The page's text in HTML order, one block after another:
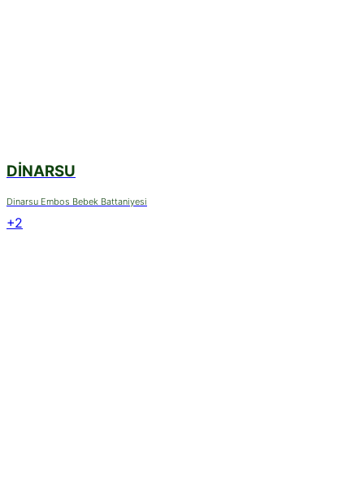
DINARSU
Dinarsu Embos Bebek Battaniyesi
+2